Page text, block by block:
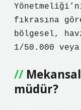
fıkrasına
bölgesel,
1/50.000
müdür?